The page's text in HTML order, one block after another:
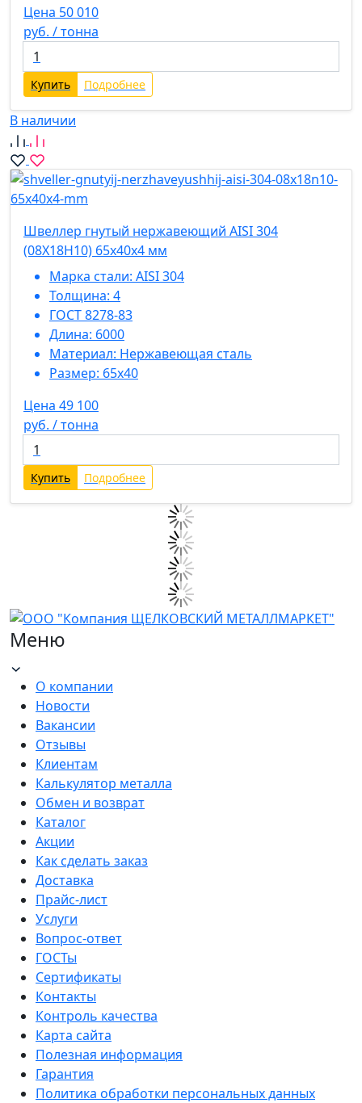
Цена 50 010
руб. / тонна
Купить Подробнее
В наличии
Швеллер гнутый нержавеющий AISI 304
(08Х18Н10) 65х40х4 мм
Марка стали: AISI 304
Толщина: 4
ГОСТ 8278-83
Длина: 6000
Материал: Нержавеющая сталь
Размер: 65х40
Цена 49 100
руб. / тонна
Купить Подробнее
Меню
О компании
Новости
Вакансии
Отзывы
Клиентам
Калькулятор металла
Обмен и возврат
Каталог
Акции
Как сделать заказ
Доставка
Прайс-лист
Услуги
Вопрос-ответ
ГОСТы
Сертификаты
Контакты
Контроль качества
Карта сайта
Полезная информация
Гарантия
Политика обработки персональных данных